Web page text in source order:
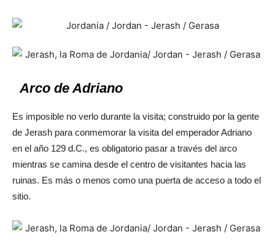
Arco de Adriano
Es imposible no verlo durante la visita; construido por la gente
de Jerash para conmemorar la visita del emperador Adriano
en el año 129 d.C., es obligatorio pasar a través del arco
mientras se camina desde el centro de visitantes hacia las
ruinas. Es más o menos como una puerta de acceso a todo el
sitio.